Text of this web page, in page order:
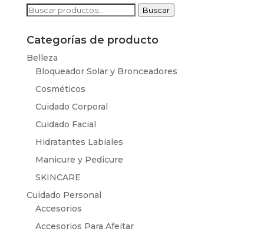
Buscar
Buscar
Categorías de producto
Belleza
Bloqueador Solar y Bronceadores
Cosméticos
Cuidado Corporal
Cuidado Facial
Hidratantes Labiales
Manicure y Pedicure
SKINCARE
Cuidado Personal
Accesorios
Accesorios Para Afeitar